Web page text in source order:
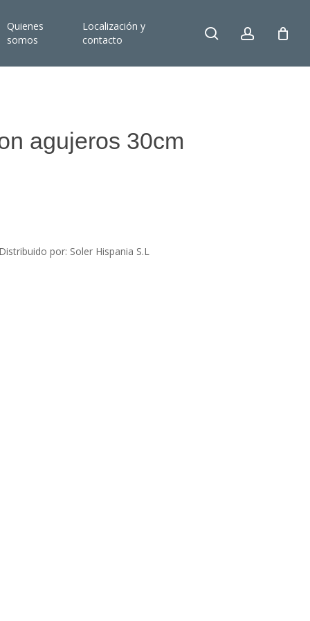
Quienes
somos
Localización y
contacto
search account
agujeros 30cm
por: Soler Hispania S.L